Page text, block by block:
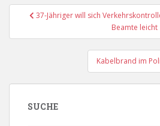
Beitragsnavigation
37-Jähriger will sich
Beamte leicht
Kabelbrand im
SUCHE